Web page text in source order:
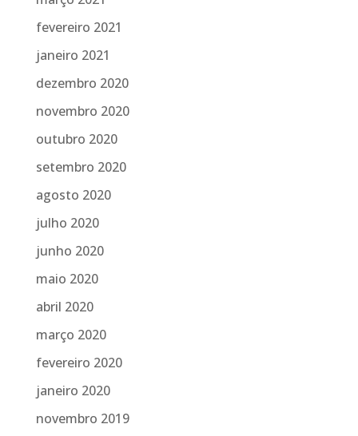
fevereiro 2021
janeiro 2021
dezembro 2020
novembro 2020
outubro 2020
setembro 2020
agosto 2020
julho 2020
junho 2020
maio 2020
abril 2020
março 2020
fevereiro 2020
janeiro 2020
novembro 2019